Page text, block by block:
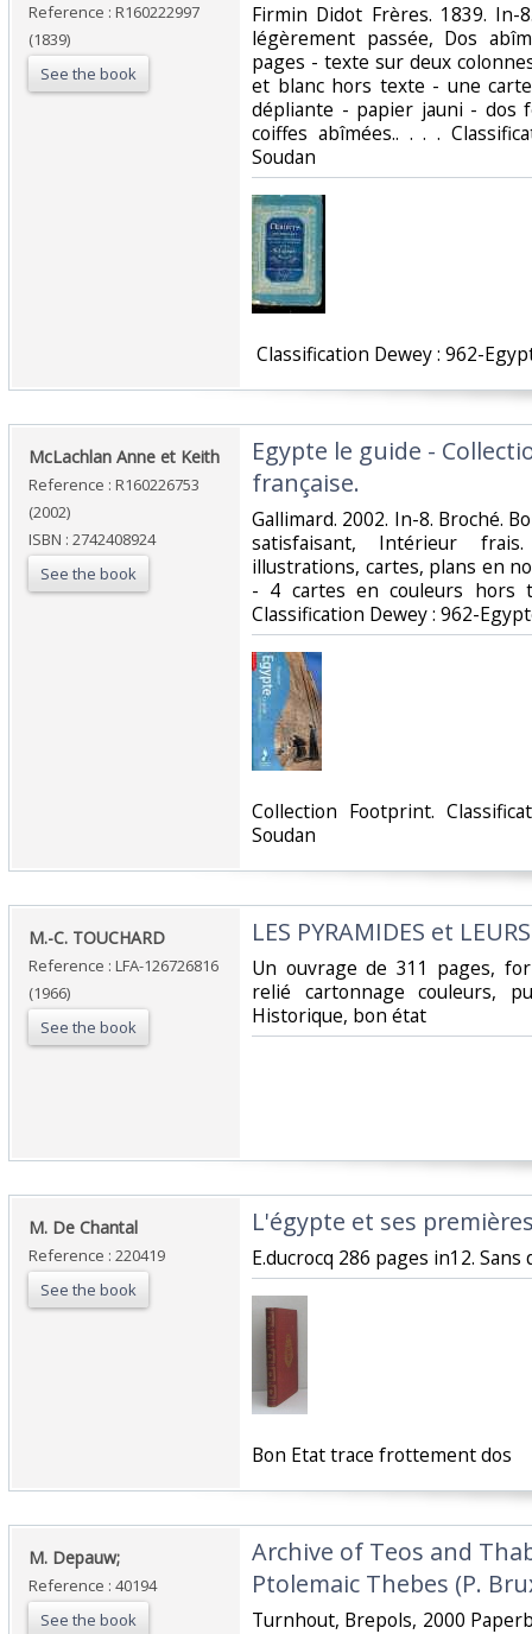
Reference : R160222997
(1839)
See the book
‎Firmin Didot Frères. 1839. In-
légèrement passée, Dos
pages - texte sur deux
et blanc hors texte - une
dépliante - papier jauni - dos
coiffes abîmées.. . . .
Soudan‎
Classification Dewey : 962-
‎McLachlan Anne et Keith‎
Reference : R160226753
(2002)
ISBN : 2742408924
See the book
‎Egypte le guide -
française.‎
‎Gallimard. 2002. In-8. Broché.
satisfaisant, Intérieur
illustrations, cartes, plans en
- 4 cartes en couleurs hors
Classification Dewey : 962-
‎Collection Footprint.
Soudan‎
‎M.-C. TOUCHARD‎
Reference : LFA-126726816
(1966)
See the book
‎LES PYRAMIDES et
‎Un ouvrage de 311 pages,
relié cartonnage couleurs,
Historique, bon état‎
‎M. De Chantal‎
Reference : 220419
See the book
‎L'égypte et ses
‎E.ducrocq 286 pages in12. Sans
‎Bon Etat trace frottement dos‎
‎M. Depauw;‎
Reference : 40194
See the book
‎Archive of Teos and
Ptolemaic Thebes (P.
‎Turnhout, Brepols, 2000